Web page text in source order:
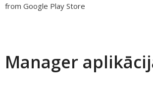
from Google Play Store
Manager